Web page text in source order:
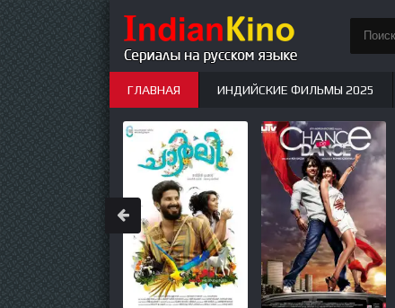
ГЛАВНАЯ ИНДИЙСКИЕ ФИЛЬМЫ 2025
ИНДИЙСКИЕ СЕРИАЛЫ НОВЫЕ